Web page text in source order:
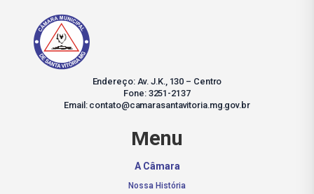
Endereço: Av. J.K., 130 – Centro
Fone: 3251-2137
Email: contato@camarasantavitoria.mg.gov.br
Menu
A Câmara
Nossa História